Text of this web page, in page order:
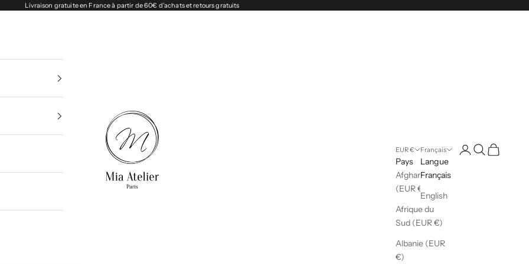
Livraison gratuite en France à partir de 60€ d'achats et retours gratuits
Miaatelier
EUR €
Pays
Afghanistan
(EUR €)
Afrique du
Sud (EUR €)
Albanie (EUR
€)
Français
Langue
Français
English
Ouvrir le compte
Ouvrir la
Voir le